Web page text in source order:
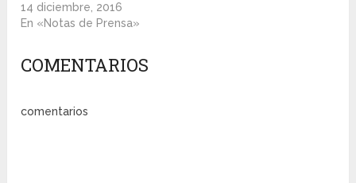
14 diciembre, 2016
En «Notas de Prensa»
COMENTARIOS
comentarios